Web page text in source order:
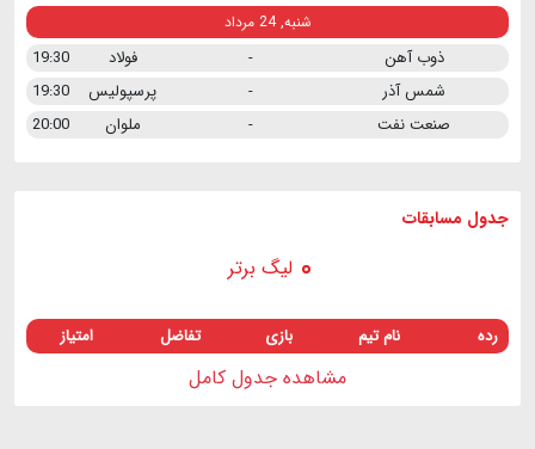
شنبه, 24 مرداد
ذوب آهن - فولاد
19:30
شمس آذر
- پرسپولیس
19:30
صنعت نفت
- ملوان 20:00
جدول مسابقات
لیگ برتر
رده نام تیم بازی تفاضل امتیاز
مشاهده جدول کامل